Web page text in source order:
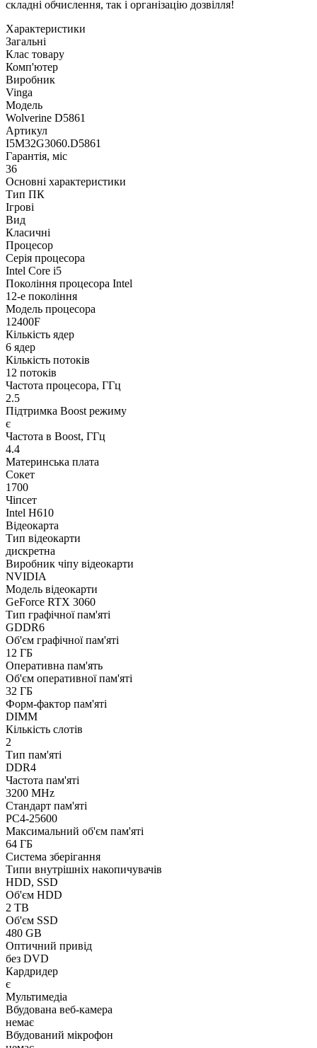
складні обчислення, так і організацію дозвілля!
Характеристики
Загальні
Клас товару
Комп'ютер
Виробник
Vinga
Модель
Wolverine D5861
Артикул
I5M32G3060.D5861
Гарантія, міс
36
Основні характеристики
Тип ПК
Ігрові
Вид
Класичні
Процесор
Серія процесора
Intel Core i5
Покоління процесора Intel
12-е покоління
Модель процесора
12400F
Кількість ядер
6 ядер
Кількість потоків
12 потоків
Частота процесора, ГГц
2.5
Підтримка Boost режиму
є
Частота в Boost, ГГц
4.4
Материнська плата
Сокет
1700
Чіпсет
Intel H610
Відеокарта
Тип відеокарти
дискретна
Виробник чіпу відеокарти
NVIDIA
Модель відеокарти
GeForce RTX 3060
Тип графічної пам'яті
GDDR6
Об'єм графічної пам'яті
12 ГБ
Оперативна пам'ять
Об'єм оперативної пам'яті
32 ГБ
Форм-фактор пам'яті
DIMM
Кількість слотів
2
Тип пам'яті
DDR4
Частота пам'яті
3200 MHz
Стандарт пам'яті
PC4-25600
Максимальний об'єм пам'яті
64 ГБ
Система зберігання
Типи внутрішніх накопичувачів
HDD, SSD
Об'єм HDD
2 TB
Об'єм SSD
480 GB
Оптичний привід
без DVD
Кардридер
є
Мультимедіа
Вбудована веб-камера
немає
Вбудований мікрофон